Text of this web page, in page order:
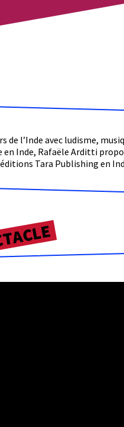
de l’Inde avec ludisme,
Inde, Rafaële Arditti
Tara Publishing en